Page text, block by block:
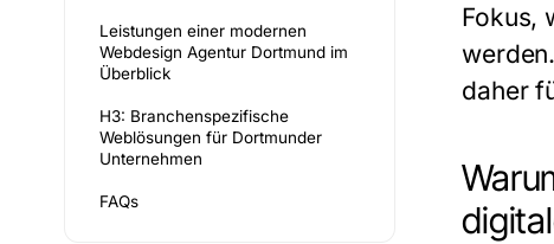
Leistungen einer modernen
Webdesign Agentur Dortmund im
Überblick
H3: Branchenspezifische
Weblösungen für Dortmunder
Unternehmen
FAQs
Fokus,
daher